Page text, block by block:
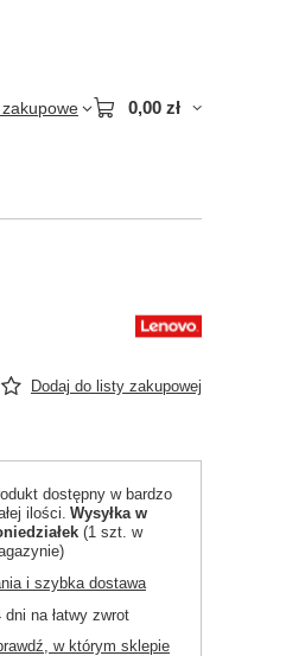
0,00 zł
Dodaj do listy zakupowej
dostępny w bardzo
ilości Wysyłka w
(1 szt. w
i szybka dostawa
dni na łatwy zwrot
w którym sklepie